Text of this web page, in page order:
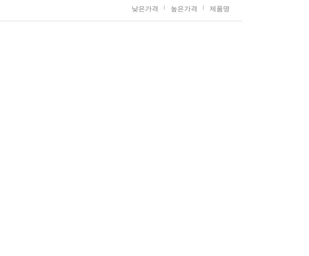
낮은가격 높은가격 제품명